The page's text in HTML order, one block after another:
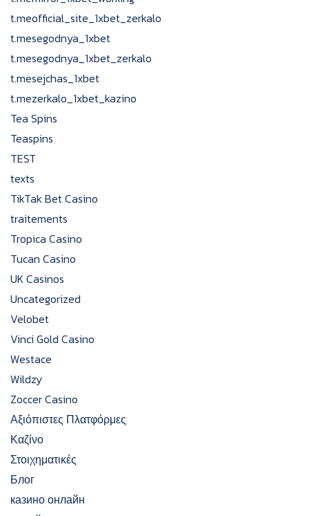
t.meofficial_site_1xbet_zerkalo
t.mesegodnya_1xbet
t.mesegodnya_1xbet_zerkalo
t.mesejchas_1xbet
t.mezerkalo_1xbet_kazino
Tea Spins
Teaspins
TEST
texts
TikTak Bet Casino
traitements
Tropica Casino
Tucan Casino
UK Casinos
Uncategorized
Velobet
Vinci Gold Casino
Westace
Wildzy
Zoccer Casino
Αξιόπιστες Πλατφόρμες
Καζίνο
Στοιχηματικές
Блог
казино онлайн